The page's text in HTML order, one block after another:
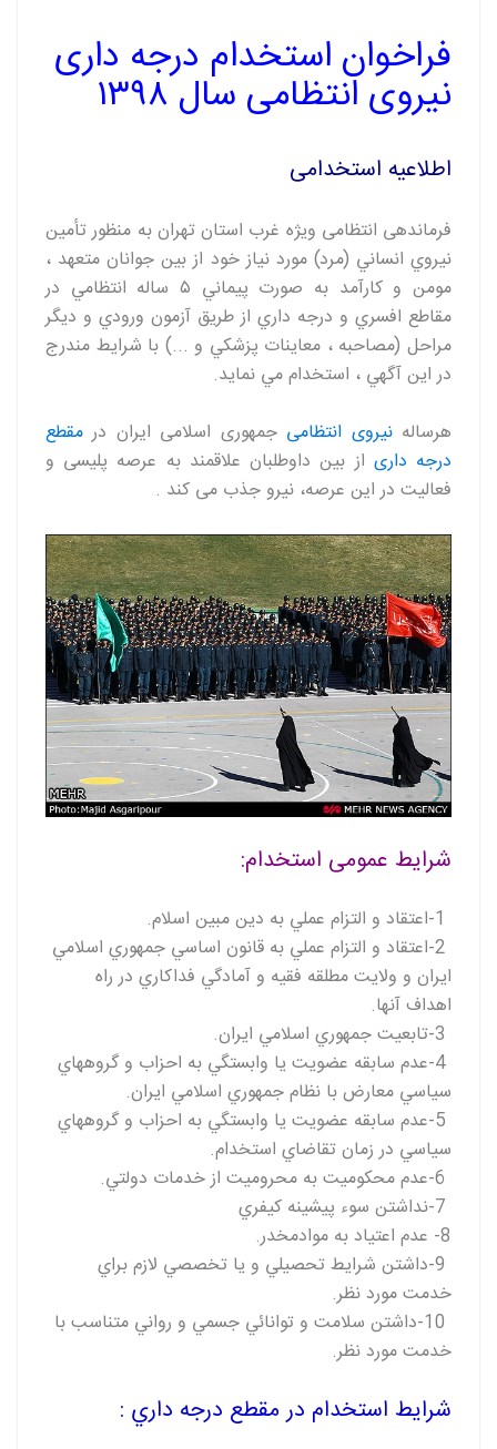
فراخوان استخدام درجه داری
نیروی انتظامی سال ۱۳۹۸
اطلاعیه استخدامی
فرماندهی انتظامی ويژه غرب استان تهران به منظور تأمين
نيروي انساني (مرد) مورد نياز خود از بين جوانان متعهد ،
مومن و کارآمد به صورت پيماني ۵ ساله انتظامي در
مقاطع افسري و درجه داري از طريق آزمون ورودي و ديگر
مراحل (مصاحبه ، معاينات پزشکي و ...) با شرايط مندرج
در اين آگهي ، استخدام مي نمايد.
هرسالهنیروی انتظامیجمهوری اسلامی ایران در مقطع
درجه داری از بین داوطلبان علاقمند به عرصه پلیسی و
فعالیت در این عرصه، نیرو جذب می کند .
شرايط عمومی استخدام:
-1اعتقاد و التزام عملي به دين مبين اسلام.
-2اعتقاد و التزام عملي به قانون اساسي جمهوري اسلامي
ايران و ولايت مطلقه فقيه و آمادگي فداکاري در راه
اهداف آنها.
-3تابعيت جمهوري اسلامي ايران.
-4عدم سابقه عضويت يا وابستگي به احزاب و گروههاي
سياسي معارض با نظام جمهوري اسلامي ايران.
-5عدم سابقه عضويت يا وابستگي به احزاب و گروههاي
سياسي در زمان تقاضاي استخدام.
-6عدم محکوميت به محروميت از خدمات دولتي.
-7نداشتن سوء پيشينه کيفري
-8 عدم اعتياد به موادمخدر.
-9داشتن شرايط تحصيلي و يا تخصصي لازم براي
خدمت مورد نظر.
-10داشتن سلامت و توانائي جسمي و رواني متناسب با
خدمت مورد نظر.
شرايط استخدام در مقطع درجه داري :